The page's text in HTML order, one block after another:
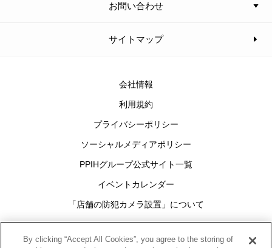
お問い合わせ
サイトマップ
会社情報
利用規約
プライバシーポリシー
ソーシャルメディアポリシー
PPIHグループ公式サイト一覧
イベントカレンダー
「店舗の防犯カメラ設置」について
Cookies Settings
By clicking “Accept All Cookies”, you agree to the storing of